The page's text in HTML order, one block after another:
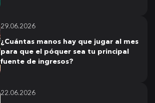
29.06.2026
¿Cuántas manos hay que jugar al mes
para que el póquer sea tu principal
fuente de ingresos?
22.06.2026